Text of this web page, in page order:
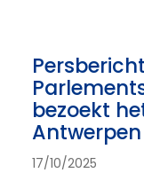
bezoekt
Antwerpen
17/10/2025